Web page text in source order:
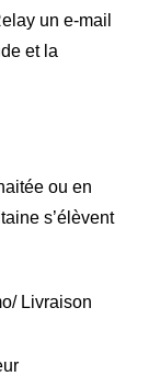
un e-mail
et la
ou en
s’élèvent
Livraison